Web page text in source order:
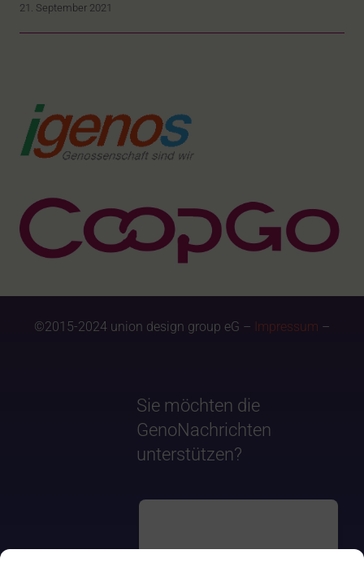
21. September 2021
©2015-2024 union design group eG – Impressum –
Sie möchten die
GenoNachrichten
unterstützen?